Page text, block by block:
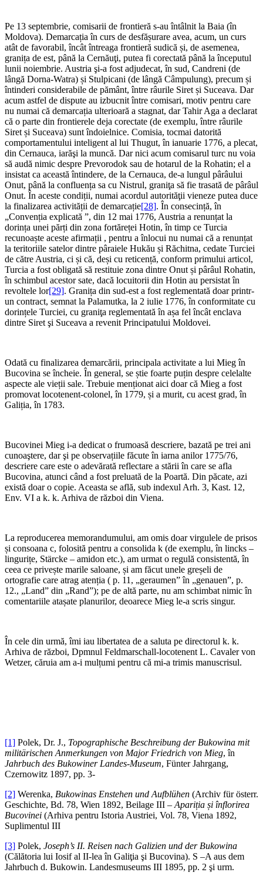
Pe 13 septembrie, comisarii de frontieră s-au întâlnit la Baia (în
Moldova). Demarcația în curs de desfășurare avea, acum, un curs
atât de favorabil, încât întreaga frontieră sudică și, de asemenea,
granița de est, până la Cernăuţi, putea fi corectată până la începutul
lunii noiembrie. Austria şi-a fost adjudecat, în sud, Candreni (de
lângă Dorna-Watra) și Stulpicani (de lângă Câmpulung), precum și
întinderi considerabile de pământ, între râurile Siret și Suceava. Dar
acum astfel de dispute au izbucnit între comisari, motiv pentru care
nu numai că demarcația ulterioară a stagnat, dar Tahir Aga a declarat
că o parte din frontierele deja corectate (de exemplu, între râurile
Siret și Suceava) sunt îndoielnice. Comisia, tocmai datorită
comportamentului inteligent al lui Thugut, în ianuarie 1776, a plecat,
din Cernauca, iarăşi la muncă. Dar nici acum comisarul turc nu voia
să audă nimic despre Prevorodok sau de hotarul de la Rohatin; el a
insistat ca această întindere, de la Cernauca, de-a lungul pârâului
Onut, până la confluența sa cu Nistrul, graniţa să fie trasată de pârâul
Onut. În aceste condiții, numai acordul autorităţii vieneze putea duce
la finalizarea activității de demarcație[28]. În consecință, în
„Convenția explicată ”, din 12 mai 1776, Austria a renunțat la
dorința unei părți din zona fortăreței Hotin, în timp ce Turcia
recunoaște aceste afirmații , pentru a înlocui nu numai că a renunțat
la teritoriile satelor dintre pâraiele Hukău și Răchitna, cedate Turciei
de către Austria, ci și că, deși cu reticență, conform primului articol,
Turcia a fost obligată să restituie zona dintre Onut și pârâul Rohatin,
în schimbul acestor sate, dacă locuitorii din Hotin au persistat în
revoltele lor[29]. Granița din sud-est a fost reglementată doar printr-
un contract, semnat la Palamutka, la 2 iulie 1776, în conformitate cu
dorințele Turciei, cu graniţa reglementată în așa fel încât enclava
dintre Siret şi Suceava a revenit Principatului Moldovei.
Odată cu finalizarea demarcării, principala activitate a lui Mieg în
Bucovina se încheie. În general, se știe foarte puțin despre celelalte
aspecte ale vieții sale. Trebuie menționat aici doar că Mieg a fost
promovat locotenent-colonel, în 1779, și a murit, cu acest grad, în
Galiția, în 1783.
Bucovinei Mieg i-a dedicat o frumoasă descriere, bazată pe trei ani
cunoaştere, dar şi pe observațiile făcute în iarna anilor 1775/76,
descriere care este o adevărată reflectare a stării în care se afla
Bucovina, atunci când a fost preluată de la Poartă. Din păcate, azi
există doar o copie. Aceasta se află, sub indexul Arh. 3, Kast. 12,
Env. VI a k. k. Arhiva de război din Viena.
La reproducerea memorandumului, am omis doar virgulele de prisos
și consoana c, folosită pentru a consolida k (de exemplu, în lincks –
lingurițe, Stärcke – amidon etc.), am urmat o regulă consistentă, în
ceea ce privește marile saloane, și am făcut unele greșeli de
ortografie care atrag atenția ( p. 11, „geraumen” în „genauen”, p.
12., „Land” din „Rand”); pe de altă parte, nu am schimbat nimic în
comentariile atașate planurilor, deoarece Mieg le-a scris singur.
În cele din urmă, îmi iau libertatea de a saluta pe directorul k. k.
Arhiva de război, Dpmnul Feldmarschall-locotenent L. Cavaler von
Wetzer, căruia am a-i mulțumi pentru că mi-a trimis manuscrisul.
[1] Polek, Dr. J., Topographische Beschreibung der Bukowina mit
militärischen Anmerkungen von Major Friedrich von Mieg, în
Jahrbuch des Bukowiner Landes-Museum, Fünter Jahrgang,
Czernowitz 1897, pp. 3-
[2] Werenka, Bukowinas Enstehen und Aufblühen (Archiv für österr.
Geschichte, Bd. 78, Wien 1892, Beilage III – Apariția și înflorirea
Bucovinei (Arhiva pentru Istoria Austriei, Vol. 78, Viena 1892,
Suplimentul III
[3] Polek, Joseph’s II. Reisen nach Galizien und der Bukowina
(Călătoria lui Iosif al II-lea în Galiţia şi Bucovina). S –A aus dem
Jahrbuch d. Bukowin. Landesmuseums III 1895, pp. 2 şi urm.